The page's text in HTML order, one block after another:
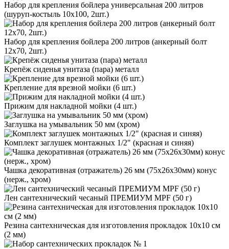
Набор для крепления бойлера универсальная 200 литров
(шуруп-костыль 10х100, 2шт.)
Набор для крепления бойлера 200 литров (анкерный болт
12х70, 2шт.)
Крепёж сиденья унитаза (пара) металл
Крепление для врезной мойки (6 шт.)
Прижим для накладной мойки (4 шт.)
Заглушка на умывальник 50 мм (хром)
Комплект заглушек монтажных 1/2" (красная и синяя)
Чашка декоративная (отражатель) 26 мм (75х26х30мм) конус
(нерж., хром)
Лен сантехнический чесаный ПРЕМИУМ MPF (50 г)
Резина сантехническая для изготовления прокладок 10х10 см
(2 мм)